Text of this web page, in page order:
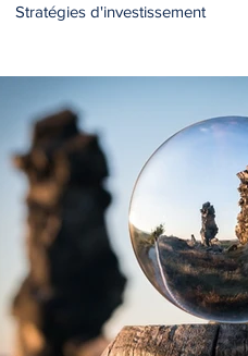
Stratégies d'investissement